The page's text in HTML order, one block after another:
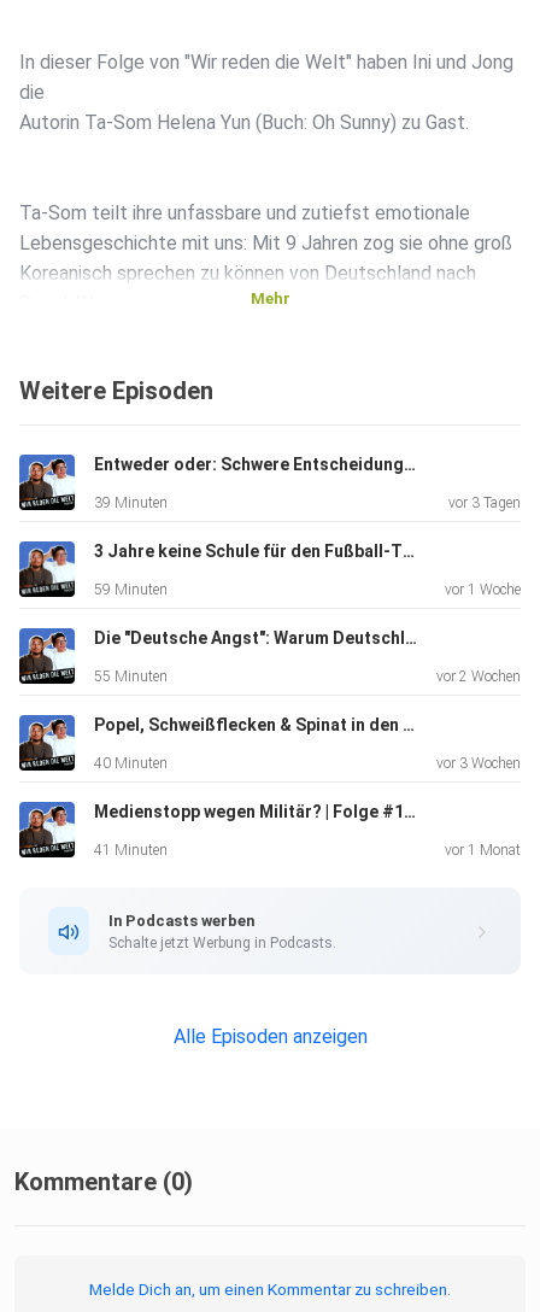
In dieser Folge von "Wir reden die Welt" haben Ini und Jong
die
Autorin Ta-Som Helena Yun (Buch: Oh Sunny) zu Gast.
Ta-Som teilt ihre unfassbare und zutiefst emotionale
Lebensgeschichte mit uns: Mit 9 Jahren zog sie ohne groß
Koreanisch sprechen zu können von Deutschland nach
Außerdem in dieser Episode:
️ Die Flucht mit 17: Wie Ta-Som es nicht mehr aushielt,
heimlich
nach
Ostfriesland flüchtete, um ihr Abitur zu machen.
Schuld & Erwartungen: Wir diskutieren den enormen
Druck auf Kinder aus Migranten- und Arbeiterfamilien, die
ihre
"Quoten-Asiatin" behandelt wurde und absurde Fragen zu
TA-SOMS BUCH: Holt euch Ta-Soms großartigen Roman
Mehr
Weitere Episoden
Entweder oder: Schwere Entscheidungen | Folge #132
39 Minuten vor 3 Tagen
3 Jahre keine Schule für den Fußball-Traum: Jus verrückte Weltreise! ️ | Folge #131
59 Minuten vor 1 Woche
Die "Deutsche Angst": Warum Deutschland den Anschluss an die Welt verliert | #130 K-Pod
55 Minuten vor 2 Wochen
Popel, Schweißflecken & Spinat in den Zähnen: Die absoluten No-Gos! | #129 K-Pod
40 Minuten vor 3 Wochen
Medienstopp wegen Militär? | Folge #128
41 Minuten vor 1 Monat
In Podcasts werben
Schalte jetzt Werbung in Podcasts.
Alle Episoden anzeigen
Kommentare (0)
Melde Dich an, um einen Kommentar zu schreiben.